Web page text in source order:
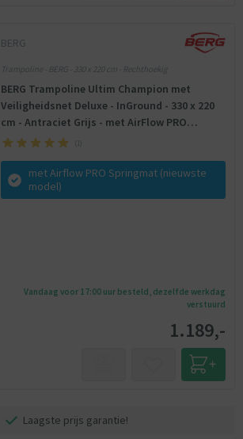
BERG
Trampoline - BERG - 330 x 220 cm - Rechthoekig
BERG Trampoline Ultim Champion met
Veiligheidsnet Deluxe - InGround - 330 x 220
cm - Antraciet Grijs - met AirFlow PRO
Springmat en TwinSpring
1
met Airflow PRO Springmat (nieuwste
model)
Vandaag voor 17:00 uur besteld, dezelfde werkdag
verstuurd
1.189,-
Laagste prijs garantie!